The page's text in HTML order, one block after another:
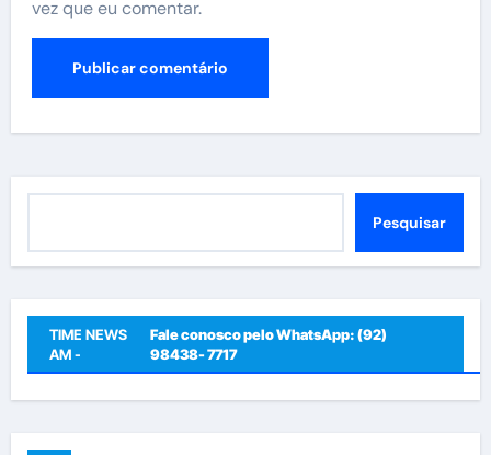
vez que eu comentar.
Pesquisar
TIME NEWS
AM -
Fale conosco pelo WhatsApp: (92)
98438- 7717